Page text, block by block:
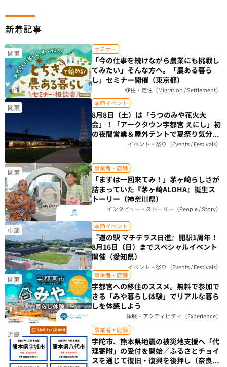
新着記事
関東 セミナー
「今の仕事を続けながら農業にも挑戦し
てみたい」そんな方へ。「農ある暮ら
し」セミナー開催（東京都）
移住・定住（Migration / Settlement）
関東 季節イベント
8月8日（土）は「うつのみや花火大
会」！「アークタウン宇都宮 えにし」初
の夜間営業＆屋外テントで夏祭り気分を
楽しもう（栃木県）イベント・祭り（Events / Festivals）
関東 事業者・店舗
「まずは一回来てみ！」茅ヶ崎らしさが
詰まっていた『茅ヶ崎ALOHA』誕生ス
トーリー（神奈川県）
インタビュー・ストーリー（People / Story）
中部 季節イベント
『道の駅 マチテラス日進』開駅1周年！
8月16日（日）までスペシャルイベント
開催（愛知県）
イベント・祭り（Events / Festivals）
関東 事業者・店舗
宇都宮への移住のススメ。無料で参加で
きる「みや暮らし体験」でリアルな暮ら
しを体感しよう
体験・アクティビティ（Experience）
近畿 事業者・店舗
宇陀市、熊本県地震の被災地支援へ「代
理寄附」の受付を開始／ふるさとチョイ
スを通じて復旧・復興を後押し（奈良